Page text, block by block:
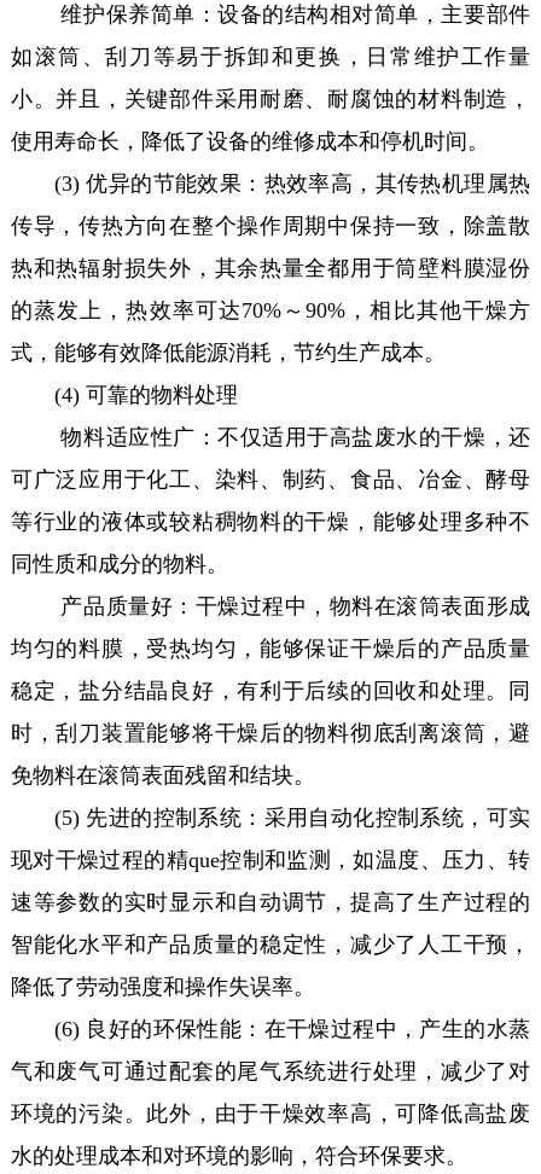
维护保养简单：设备的结构相对简单，主要部件
如滚筒、刮刀等易于拆卸和更换，日常维护工作量
小。并且，关键部件采用耐磨、耐腐蚀的材料制造，
使用寿命长，降低了设备的维修成本和停机时间。
(3) 优异的节能效果：热效率高，其传热机理属热
传导，传热方向在整个操作周期中保持一致，除盖散
热和热辐射损失外，其余热量全都用于筒壁料膜湿份
的蒸发上，热效率可达70%～90%，相比其他干燥方
式，能够有效降低能源消耗，节约生产成本。
(4) 可靠的物料处理
物料适应性广：不仅适用于高盐废水的干燥，还
可广泛应用于化工、染料、制药、食品、冶金、酵母
等行业的液体或较粘稠物料的干燥，能够处理多种不
同性质和成分的物料。
产品质量好：干燥过程中，物料在滚筒表面形成
均匀的料膜，受热均匀，能够保证干燥后的产品质量
稳定，盐分结晶良好，有利于后续的回收和处理。同
时，刮刀装置能够将干燥后的物料彻底刮离滚筒，避
免物料在滚筒表面残留和结块。
(5) 先进的控制系统：采用自动化控制系统，可实
现对干燥过程的精que控制和监测，如温度、压力、转
速等参数的实时显示和自动调节，提高了生产过程的
智能化水平和产品质量的稳定性，减少了人工干预，
降低了劳动强度和操作失误率。
(6) 良好的环保性能：在干燥过程中，产生的水蒸
气和废气可通过配套的尾气系统进行处理，减少了对
环境的污染。此外，由于干燥效率高，可降低高盐废
水的处理成本和对环境的影响，符合环保要求。